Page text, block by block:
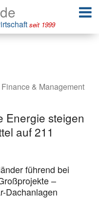
seit 1999
& Management
Energie steigen
auf 211
führend bei
–
Dachanlagen